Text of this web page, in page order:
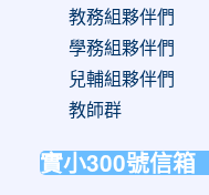
教務組夥伴們
學務組夥伴們
兒輔組夥伴們
教師群
實小300號信箱